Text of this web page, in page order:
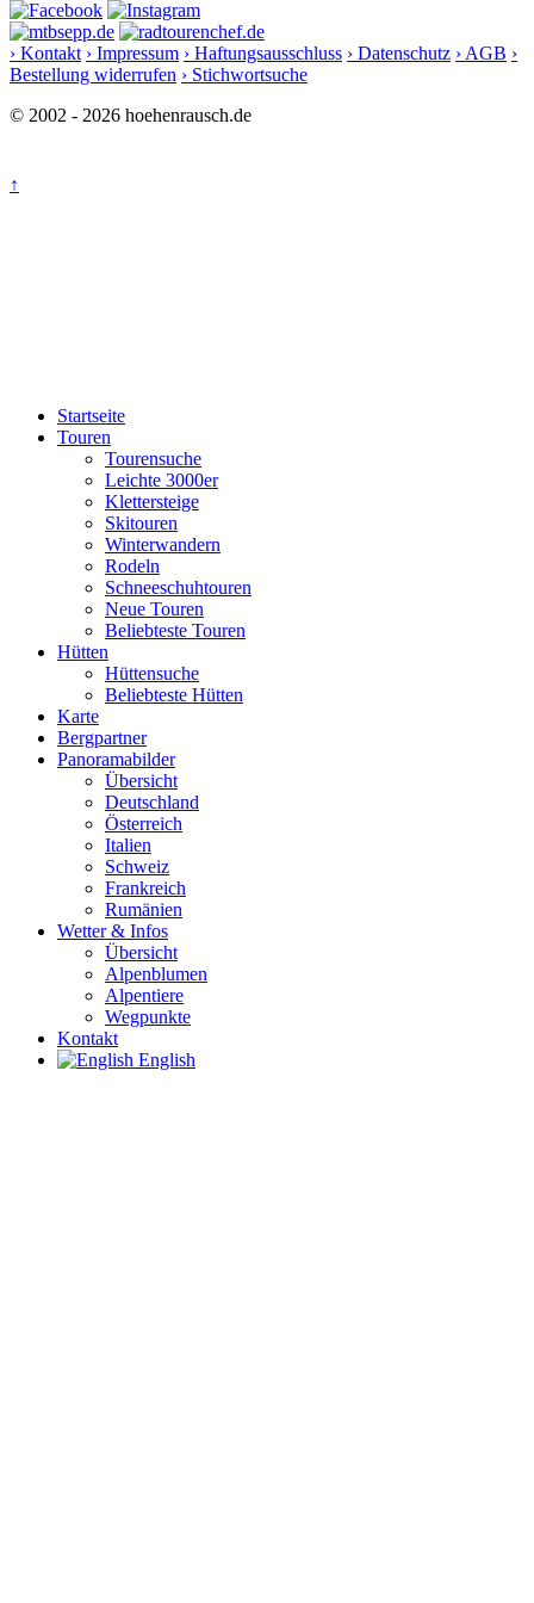
› Kontakt › Impressum › Haftungsausschluss › Datenschutz › AGB ›
Bestellung widerrufen › Stichwortsuche
© 2002 - 2026 hoehenrausch.de
↑
Startseite
Touren
Tourensuche
Leichte 3000er
Klettersteige
Skitouren
Winterwandern
Rodeln
Schneeschuhtouren
Neue Touren
Beliebteste Touren
Hütten
Hüttensuche
Beliebteste Hütten
Karte
Bergpartner
Panoramabilder
Übersicht
Deutschland
Österreich
Italien
Schweiz
Frankreich
Rumänien
Wetter & Infos
Übersicht
Alpenblumen
Alpentiere
Wegpunkte
Kontakt
English